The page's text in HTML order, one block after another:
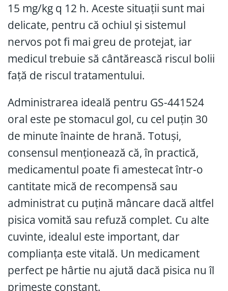
15 mg/kg q 12 h. Aceste situații sunt mai
delicate, pentru că ochiul și sistemul
nervos pot fi mai greu de protejat, iar
medicul trebuie să cântărească riscul bolii
față de riscul tratamentului.
Administrarea ideală pentru GS-441524
oral este pe stomacul gol, cu cel puțin 30
de minute înainte de hrană. Totuși,
consensul menționează că, în practică,
medicamentul poate fi amestecat într-o
cantitate mică de recompensă sau
administrat cu puțină mâncare dacă altfel
pisica vomită sau refuză complet. Cu alte
cuvinte, idealul este important, dar
complianța este vitală. Un medicament
perfect pe hârtie nu ajută dacă pisica nu îl
primește constant.